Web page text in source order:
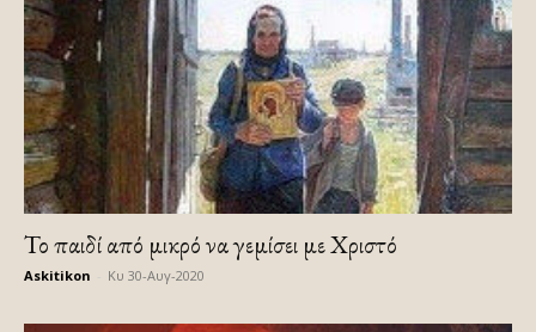
Το παιδί από μικρό να γεμίσει με Χριστό
Askitikon Κυ 30-Αυγ-2020